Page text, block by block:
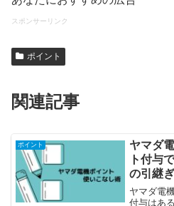
スポンサーリンク
ポイント
関連記事
ポイント
ヤマダ
ト付与
の引継
て
ヤマダ電
付与はあ